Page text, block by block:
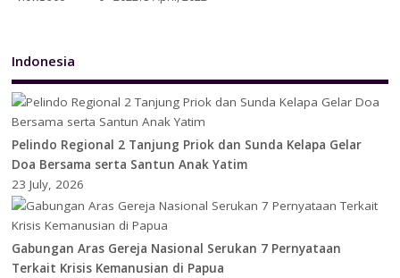
Indonesia
Pelindo Regional 2 Tanjung Priok dan Sunda Kelapa Gelar
Doa Bersama serta Santun Anak Yatim
23 July, 2026
Gabungan Aras Gereja Nasional Serukan 7 Pernyataan
Terkait Krisis Kemanusian di Papua